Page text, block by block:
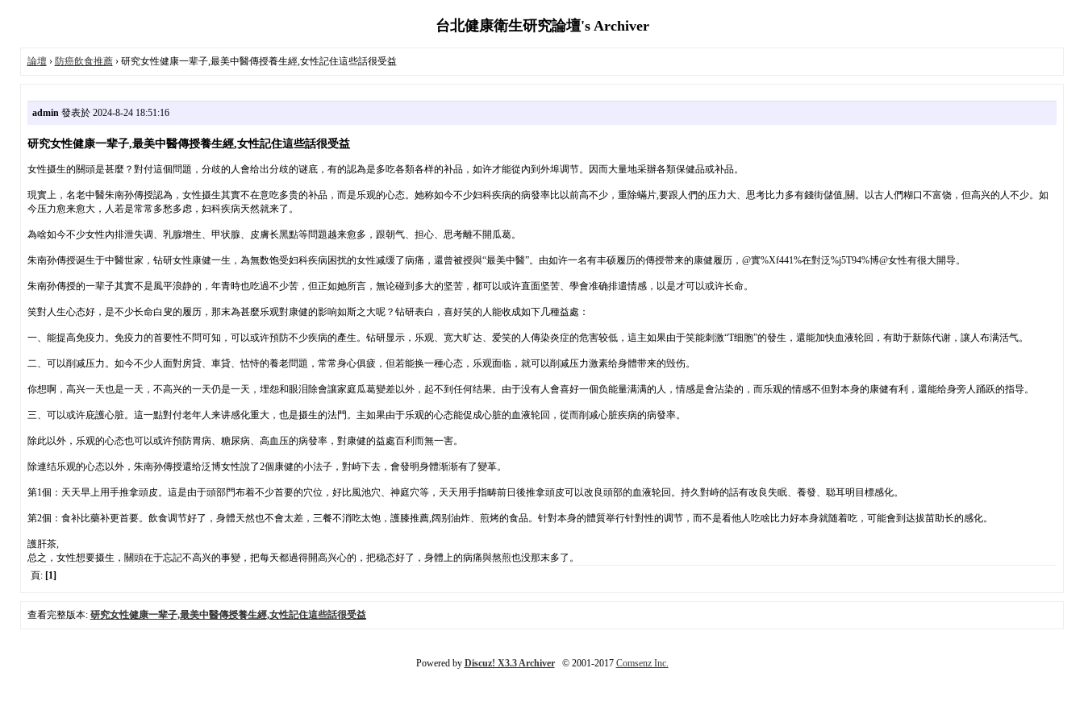
台北健康衛生研究論壇's Archiver
論壇› 防癌飲食推薦› 研究女性健康一辈子,最美中醫傳授養生經,女性記住這些話很受益
admin發表於 2024-8-24 18:51:16
研究女性健康一辈子,最美中醫傳授養生經,女性記住這些話很受益
女性摄生的關頭是甚麼？對付這個問題，分歧的人會给出分歧的谜底，有的認為是多吃各類各样的补品，如许才能從內到外埠调节。因而大量地采辦各類保健品或补品。
現實上，名老中醫朱南孙傳授認為，女性摄生其實不在意吃多贵的补品，而是乐观的心态。她称如今不少妇科疾病的病發率比以前高不少，重除蟎片,要跟人們的压力大、思考比力多有錢街儲值,關。以古人們糊口不富饶，但高兴的人不少。如
今压力愈来愈大，人若是常常多愁多虑，妇科疾病天然就来了。
為啥如今不少女性內排泄失调、乳腺增生、甲状腺、皮膚长黑點等問題越来愈多，跟朝气、担心、思考離不開瓜葛。
朱南孙傳授诞生于中醫世家，钻研女性康健一生，為無数饱受妇科疾病困扰的女性减缓了病痛，還曾被授與“最美中醫”。由如许一名有丰硕履历的傳授带来的康健履历，@實%Xf441%在對泛%j5T94%博@女性有很大開导。
朱南孙傳授的一辈子其實不是風平浪静的，年青時也吃過不少苦，但正如她所言，無论碰到多大的坚苦，都可以或许直面坚苦、學會准确排遣情感，以是才可以或许长命。
笑對人生心态好，是不少长命白叟的履历，那末為甚麼乐观對康健的影响如斯之大呢？钻研表白，喜好笑的人能收成如下几種益處：
一、能提高免疫力。免疫力的首要性不問可知，可以或许預防不少疾病的產生。钻研显示，乐观、宽大旷达、爱笑的人傳染炎症的危害较低，這主如果由于笑能刺激“T细胞”的發生，還能加快血液轮回，有助于新陈代谢，讓人布满活气。
二、可以削减压力。如今不少人面對房貸、車貸、怙恃的養老問題，常常身心俱疲，但若能换一種心态，乐观面临，就可以削减压力激素给身體带来的毁伤。
你想啊，高兴一天也是一天，不高兴的一天仍是一天，埋怨和眼泪除會讓家庭瓜葛變差以外，起不到任何结果。由于没有人會喜好一個负能量满满的人，情感是會沾染的，而乐观的情感不但對本身的康健有利，還能给身旁人踊跃的指导。
三、可以或许庇護心脏。這一點對付老年人来讲感化重大，也是摄生的法門。主如果由于乐观的心态能促成心脏的血液轮回，從而削减心脏疾病的病發率。
除此以外，乐观的心态也可以或许預防胃病、糖尿病、高血压的病發率，對康健的益處百利而無一害。
除連结乐观的心态以外，朱南孙傳授還给泛博女性說了2個康健的小法子，對峙下去，會發明身體渐渐有了變革。
第1個：天天早上用手推拿頭皮。這是由于頭部門布着不少首要的穴位，好比風池穴、神庭穴等，天天用手指畴前日後推拿頭皮可以改良頭部的血液轮回。持久對峙的話有改良失眠、養發、聪耳明目標感化。
第2個：食补比藥补更首要。飲食调节好了，身體天然也不會太差，三餐不消吃太饱，護膝推薦,阔别油炸、煎烤的食品。针對本身的體質举行针對性的调节，而不是看他人吃啥比力好本身就随着吃，可能會到达拔苗助长的感化。
護肝茶,
总之，女性想要摄生，關頭在于忘記不高兴的事變，把每天都過得開高兴心的，把稳态好了，身體上的病痛與熬煎也没那末多了。
頁: [1]
查看完整版本: 研究女性健康一辈子,最美中醫傳授養生經,女性記住這些話很受益
Powered by Discuz! X3.3 Archiver© 2001-2017 Comsenz Inc.